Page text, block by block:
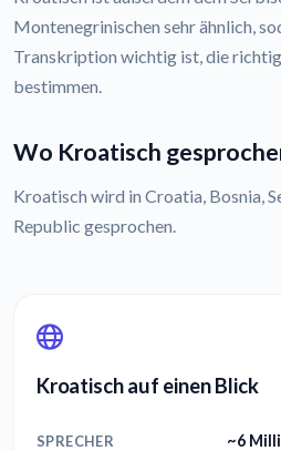
Montenegrinischen sehr ähnlich,
Transkription wichtig ist, die
bestimmen.
Wo Kroatisch
Kroatisch wird in Croatia, Bosnia,
Republic gesprochen.
Kroatisch auf einen Blick
SPRECHER ~6